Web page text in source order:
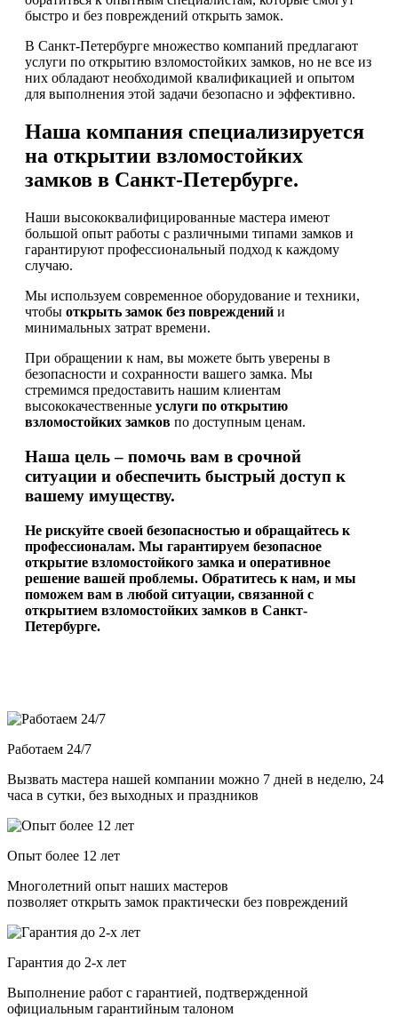
быстро и без повреждений открыть замок.
В Санкт-Петербурге множество компаний предлагают
услуги по открытию взломостойких замков, но не все из
них обладают необходимой квалификацией и опытом
для выполнения этой задачи безопасно и эффективно.
Наша компания специализируется
на открытии взломостойких
замков в Санкт-Петербурге.
Наши высококвалифицированные мастера имеют
большой опыт работы с различными типами замков и
гарантируют профессиональный подход к каждому
случаю.
Мы используем современное оборудование и техники,
чтобы открыть замок без повреждений и
минимальных затрат времени.
При обращении к нам, вы можете быть уверены в
безопасности и сохранности вашего замка. Мы
стремимся предоставить нашим клиентам
высококачественные услуги по открытию
взломостойких замков по доступным ценам.
Наша цель – помочь вам в срочной
ситуации и обеспечить быстрый доступ к
вашему имуществу.
Не рискуйте своей безопасностью и обращайтесь к
профессионалам. Мы гарантируем безопасное
открытие взломостойкого замка и оперативное
решение вашей проблемы. Обратитесь к нам, и мы
поможем вам в любой ситуации, связанной с
открытием взломостойких замков в Санкт-
Петербурге.
Работаем 24/7
Вызвать мастера нашей компании можно 7 дней в неделю, 24
часа в сутки, без выходных и праздников
Опыт более 12 лет
Многолетний опыт наших мастеров
позволяет открыть замок практически без повреждений
Гарантия до 2-х лет
Выполнение работ с гарантией, подтвержденной
официальным гарантийным талоном